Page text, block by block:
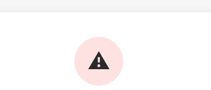
⚠️